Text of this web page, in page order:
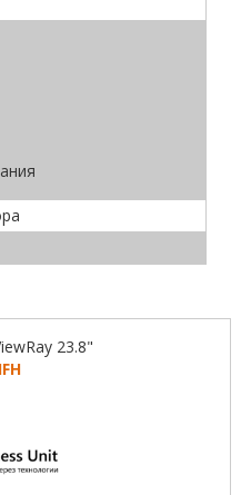
23.8"